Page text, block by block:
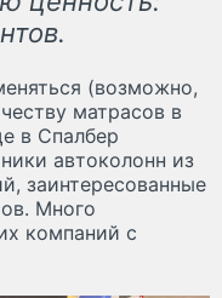
(возможно,
матрасов в
в Спалбер
автоколонн из
заинтересованные
Много
компаний с